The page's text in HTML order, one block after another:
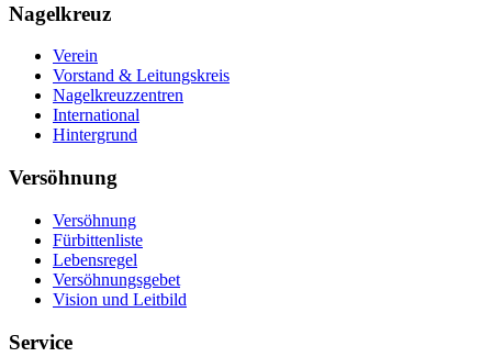
Nagelkreuz
Verein
Vorstand & Leitungskreis
Nagelkreuzzentren
International
Hintergrund
Versöhnung
Versöhnung
Fürbittenliste
Lebensregel
Versöhnungsgebet
Vision und Leitbild
Service